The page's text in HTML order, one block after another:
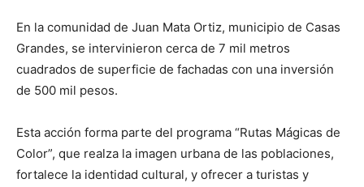
En la comunidad de Juan Mata Ortiz, municipio de Casas
Grandes, se intervinieron cerca de 7 mil metros
cuadrados de superficie de fachadas con una inversión
de 500 mil pesos.
Esta acción forma parte del programa “Rutas Mágicas de
Color”, que realza la imagen urbana de las poblaciones,
fortalece la identidad cultural, y ofrecer a turistas y